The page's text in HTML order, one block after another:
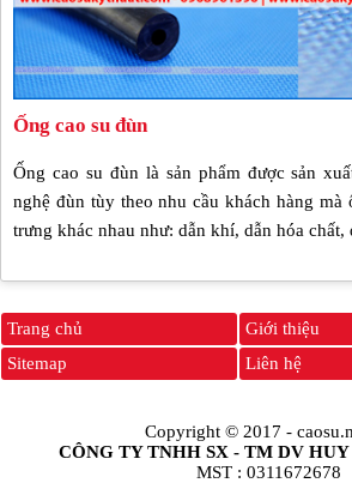
Ống cao su đùn
Ống cao su đùn là sản phẩm được sản
nghệ đùn tùy theo nhu cầu khách hàng mà
trưng khác nhau như: dẫn khí, dẫn hóa chất,
Trang chủ
Giới thiệu
Sitemap
Liên hệ
Copyright © 2017 -
CÔNG TY TNHH SX - TM DV
MST : 0311672678